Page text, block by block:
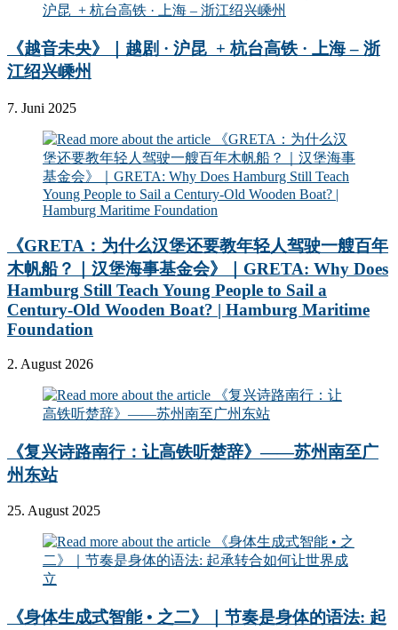
《越音未央》｜越剧 · 沪昆 + 杭台高铁 · 上海 – 浙
江绍兴嵊州
7. Juni 2025
《GRETA：为什么汉堡还要教年轻人驾驶一艘百年
木帆船？｜汉堡海事基金会》｜GRETA: Why Does
Hamburg Still Teach Young People to Sail a
Century-Old Wooden Boat? | Hamburg Maritime
Foundation
2. August 2026
《复兴诗路南行：让高铁听楚辞》——苏州南至广
州东站
25. August 2025
《身体生成式智能 • 之二》｜节奏是身体的语法: 起